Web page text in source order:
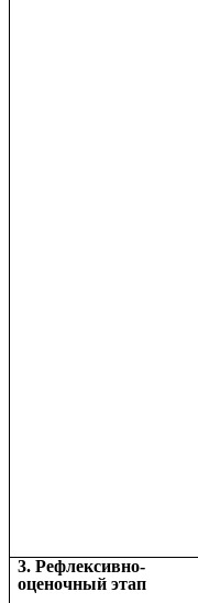
3.Рефлексивно-
оценочный этап